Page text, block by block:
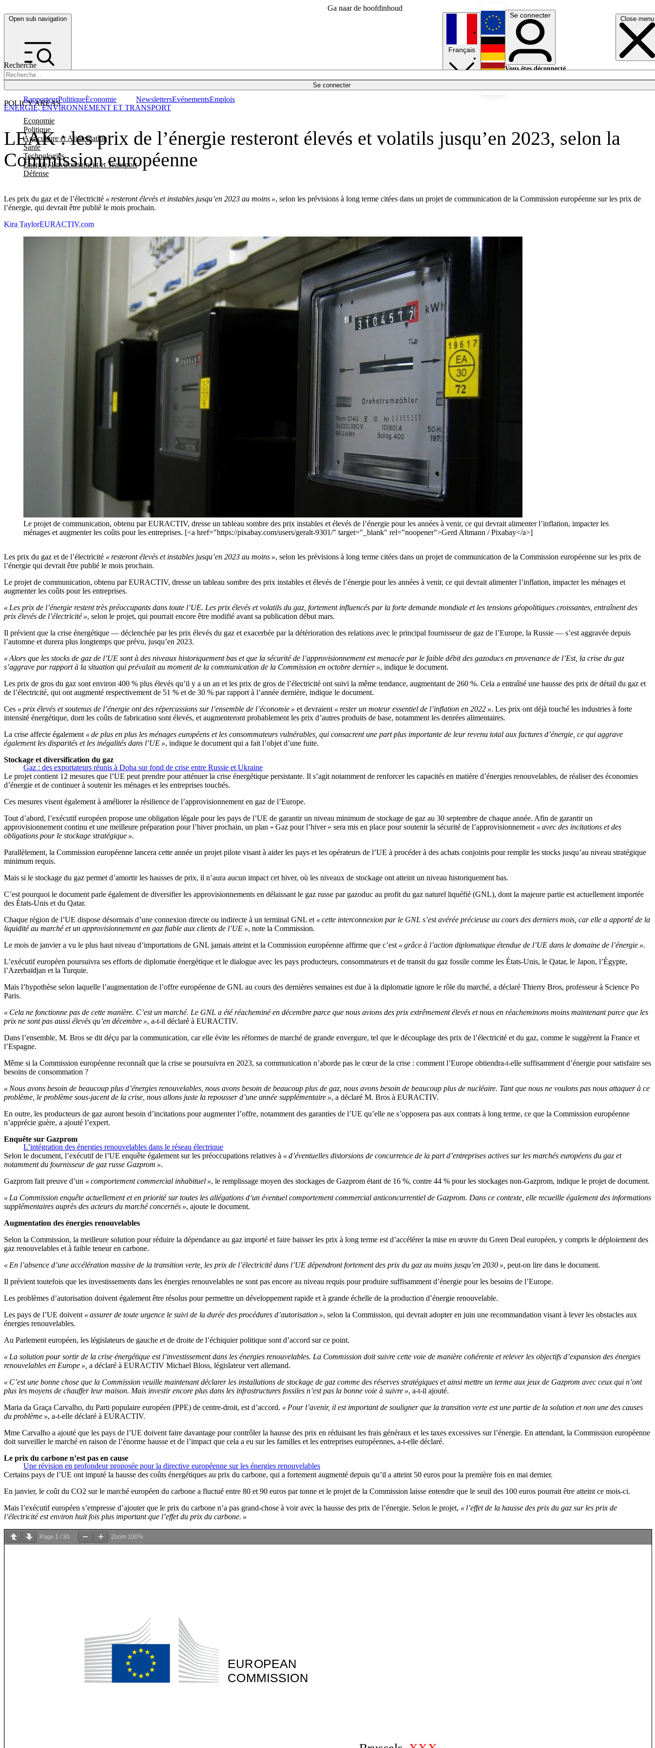
Ga naar de hoofdinhoud
Open sub navigation Close menu
Recherche
Se connecter
POLICY AREAS
Economie
Politique
Agriculture et Alimentation
Santé
Technologies
Energie, Environnement et Transport
Défense
RapporteurPolitiqueÉconomie NewslettersEvénementsEmplois
Français
English
Deutsch
Se connecter
Vous êtes déconnecté.
LEAK : les prix de l’énergie resteront élevés et volatils jusqu’en 2023, selon la
Commission européenne
Les prix du gaz et de l’électricité « resteront élevés et instables jusqu’en 2023 au moins », selon les prévisions à long terme citées dans un projet de communication de la Commission européenne sur les prix de
l’énergie, qui devrait être publié le mois prochain.
ENERGIE, ENVIRONNEMENT ET TRANSPORT
Kira TaylorEURACTIV.com
Le projet de communication, obtenu par EURACTIV, dresse un tableau sombre des prix instables et élevés de l’énergie pour les années à venir, ce qui devrait alimenter l’inflation, impacter les
ménages et augmenter les coûts pour les entreprises. [<a href="https://pixabay.com/users/geralt-9301/" target="_blank" rel="noopener">Gerd Altmann / Pixabay</a>]
Les prix du gaz et de l’électricité « resteront élevés et instables jusqu’en 2023 au moins », selon les prévisions à long terme citées dans un projet de communication de la Commission européenne sur les prix de
l’énergie qui devrait être publié le mois prochain.
Le projet de communication, obtenu par EURACTIV, dresse un tableau sombre des prix instables et élevés de l’énergie pour les années à venir, ce qui devrait alimenter l’inflation, impacter les ménages et
augmenter les coûts pour les entreprises.
« Les prix de l’énergie restent très préoccupants dans toute l’UE. Les prix élevés et volatils du gaz, fortement influencés par la forte demande mondiale et les tensions géopolitiques croissantes, entraînent des
prix élevés de l’électricité », selon le projet, qui pourrait encore être modifié avant sa publication début mars.
Il prévient que la crise énergétique — déclenchée par les prix élevés du gaz et exacerbée par la détérioration des relations avec le principal fournisseur de gaz de l’Europe, la Russie — s’est aggravée depuis
l’automne et durera plus longtemps que prévu, jusqu’en 2023.
« Alors que les stocks de gaz de l’UE sont à des niveaux historiquement bas et que la sécurité de l’approvisionnement est menacée par le faible débit des gazoducs en provenance de l’Est, la crise du gaz
s’aggrave par rapport à la situation qui prévalait au moment de la communication de la Commission en octobre dernier », indique le document.
Les prix de gros du gaz sont environ 400 % plus élevés qu’il y a un an et les prix de gros de l’électricité ont suivi la même tendance, augmentant de 260 %. Cela a entraîné une hausse des prix de détail du gaz et
de l’électricité, qui ont augmenté respectivement de 51 % et de 30 % par rapport à l’année dernière, indique le document.
Ces « prix élevés et soutenus de l’énergie ont des répercussions sur l’ensemble de l’économie » et devraient « rester un moteur essentiel de l’inflation en 2022 ». Les prix ont déjà touché les industries à forte
intensité énergétique, dont les coûts de fabrication sont élevés, et augmenteront probablement les prix d’autres produits de base, notamment les denrées alimentaires.
La crise affecte également « de plus en plus les ménages européens et les consommateurs vulnérables, qui consacrent une part plus importante de leur revenu total aux factures d’énergie, ce qui aggrave
également les disparités et les inégalités dans l’UE », indique le document qui a fait l’objet d’une fuite.
Gaz : des exportateurs réunis à Doha sur fond de crise entre Russie et Ukraine
Stockage et diversification du gaz
Le projet contient 12 mesures que l’UE peut prendre pour atténuer la crise énergétique persistante. Il s’agit notamment de renforcer les capacités en matière d’énergies renouvelables, de réaliser des économies
d’énergie et de continuer à soutenir les ménages et les entreprises touchés.
Ces mesures visent également à améliorer la résilience de l’approvisionnement en gaz de l’Europe.
Tout d’abord, l’exécutif européen propose une obligation légale pour les pays de l’UE de garantir un niveau minimum de stockage de gaz au 30 septembre de chaque année. Afin de garantir un
approvisionnement continu et une meilleure préparation pour l’hiver prochain, un plan « Gaz pour l’hiver » sera mis en place pour soutenir la sécurité de l’approvisionnement « avec des incitations et des
obligations pour le stockage stratégique ».
Parallèlement, la Commission européenne lancera cette année un projet pilote visant à aider les pays et les opérateurs de l’UE à procéder à des achats conjoints pour remplir les stocks jusqu’au niveau stratégique
minimum requis.
Mais si le stockage du gaz permet d’amortir les hausses de prix, il n’aura aucun impact cet hiver, où les niveaux de stockage ont atteint un niveau historiquement bas.
C’est pourquoi le document parle également de diversifier les approvisionnements en délaissant le gaz russe par gazoduc au profit du gaz naturel liquéfié (GNL), dont la majeure partie est actuellement importée
des États-Unis et du Qatar.
Chaque région de l’UE dispose désormais d’une connexion directe ou indirecte à un terminal GNL et « cette interconnexion par le GNL s’est avérée précieuse au cours des derniers mois, car elle a apporté de la
liquidité au marché et un approvisionnement en gaz fiable aux clients de l’UE », note la Commission.
Le mois de janvier a vu le plus haut niveau d’importations de GNL jamais atteint et la Commission européenne affirme que c’est « grâce à l’action diplomatique étendue de l’UE dans le domaine de l’énergie ».
L’exécutif européen poursuivra ses efforts de diplomatie énergétique et le dialogue avec les pays producteurs, consommateurs et de transit du gaz fossile comme les États-Unis, le Qatar, le Japon, l’Égypte,
l’Azerbaïdjan et la Turquie.
Mais l’hypothèse selon laquelle l’augmentation de l’offre européenne de GNL au cours des dernières semaines est due à la diplomatie ignore le rôle du marché, a déclaré Thierry Bros, professeur à Science Po
Paris.
« Cela ne fonctionne pas de cette manière. C’est un marché. Le GNL a été réacheminé en décembre parce que nous avions des prix extrêmement élevés et nous en réacheminons moins maintenant parce que les
prix ne sont pas aussi élevés qu’en décembre », a-t-il déclaré à EURACTIV.
Dans l’ensemble, M. Bros se dit déçu par la communication, car elle évite les réformes de marché de grande envergure, tel que le découplage des prix de l’électricité et du gaz, comme le suggèrent la France et
l’Espagne.
Même si la Commission européenne reconnaît que la crise se poursuivra en 2023, sa communication n’aborde pas le cœur de la crise : comment l’Europe obtiendra-t-elle suffisamment d’énergie pour satisfaire ses
besoins de consommation ?
« Nous avons besoin de beaucoup plus d’énergies renouvelables, nous avons besoin de beaucoup plus de gaz, nous avons besoin de beaucoup plus de nucléaire. Tant que nous ne voulons pas nous attaquer à ce
problème, le problème sous-jacent de la crise, nous allons juste la repousser d’une année supplémentaire », a déclaré M. Bros à EURACTIV.
En outre, les producteurs de gaz auront besoin d’incitations pour augmenter l’offre, notamment des garanties de l’UE qu’elle ne s’opposera pas aux contrats à long terme, ce que la Commission européenne
n’apprécie guère, a ajouté l’expert.
L’intégration des énergies renouvelables dans le réseau électrique
Enquête sur Gazprom
Selon le document, l’exécutif de l’UE enquête également sur les préoccupations relatives à « d’éventuelles distorsions de concurrence de la part d’entreprises actives sur les marchés européens du gaz et
notamment du fournisseur de gaz russe Gazprom ».
Gazprom fait preuve d’un « comportement commercial inhabituel », le remplissage moyen des stockages de Gazprom étant de 16 %, contre 44 % pour les stockages non-Gazprom, indique le projet de document.
« La Commission enquête actuellement et en priorité sur toutes les allégations d’un éventuel comportement commercial anticoncurrentiel de Gazprom. Dans ce contexte, elle recueille également des informations
supplémentaires auprès des acteurs du marché concernés », ajoute le document.
Augmentation des énergies renouvelables
Selon la Commission, la meilleure solution pour réduire la dépendance au gaz importé et faire baisser les prix à long terme est d’accélérer la mise en œuvre du Green Deal européen, y compris le déploiement des
gaz renouvelables et à faible teneur en carbone.
« En l’absence d’une accélération massive de la transition verte, les prix de l’électricité dans l’UE dépendront fortement des prix du gaz au moins jusqu’en 2030 », peut-on lire dans le document.
Il prévient toutefois que les investissements dans les énergies renouvelables ne sont pas encore au niveau requis pour produire suffisamment d’énergie pour les besoins de l’Europe.
Les problèmes d’autorisation doivent également être résolus pour permettre un développement rapide et à grande échelle de la production d’énergie renouvelable.
Les pays de l’UE doivent « assurer de toute urgence le suivi de la durée des procédures d’autorisation », selon la Commission, qui devrait adopter en juin une recommandation visant à lever les obstacles aux
énergies renouvelables.
Au Parlement européen, les législateurs de gauche et de droite de l’échiquier politique sont d’accord sur ce point.
« La solution pour sortir de la crise énergétique est l’investissement dans les énergies renouvelables. La Commission doit suivre cette voie de manière cohérente et relever les objectifs d’expansion des énergies
renouvelables en Europe », a déclaré à EURACTIV Michael Bloss, législateur vert allemand.
« C’est une bonne chose que la Commission veuille maintenant déclarer les installations de stockage de gaz comme des réserves stratégiques et ainsi mettre un terme aux jeux de Gazprom avec ceux qui n’ont
plus les moyens de chauffer leur maison. Mais investir encore plus dans les infrastructures fossiles n’est pas la bonne voie à suivre », a-t-il ajouté.
Maria da Graça Carvalho, du Parti populaire européen (PPE) de centre-droit, est d’accord. « Pour l’avenir, il est important de souligner que la transition verte est une partie de la solution et non une des causes
du problème », a-t-elle déclaré à EURACTIV.
Mme Carvalho a ajouté que les pays de l’UE doivent faire davantage pour contrôler la hausse des prix en réduisant les frais généraux et les taxes excessives sur l’énergie. En attendant, la Commission européenne
doit surveiller le marché en raison de l’énorme hausse et de l’impact que cela a eu sur les familles et les entreprises européennes, a-t-elle déclaré.
Une révision en profondeur proposée pour la directive européenne sur les énergies renouvelables
Le prix du carbone n’est pas en cause
Certains pays de l’UE ont imputé la hausse des coûts énergétiques au prix du carbone, qui a fortement augmenté depuis qu’il a atteint 50 euros pour la première fois en mai dernier.
En janvier, le coût du CO2 sur le marché européen du carbone a fluctué entre 80 et 90 euros par tonne et le projet de la Commission laisse entendre que le seuil des 100 euros pourrait être atteint ce mois-ci.
Mais l’exécutif européen s’empresse d’ajouter que le prix du carbone n’a pas grand-chose à voir avec la hausse des prix de l’énergie. Selon le projet, « l’effet de la hausse des prix du gaz sur les prix de
l’électricité est environ huit fois plus important que l’effet du prix du carbone. »
Page 1 / 30 Zoom 100%